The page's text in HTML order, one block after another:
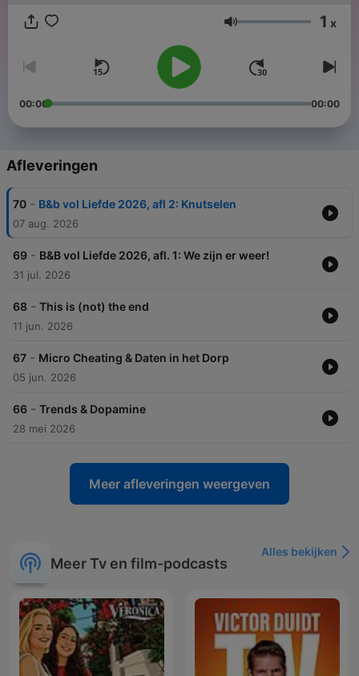
analytisch vermogen, zijn ze mooi in balans en converseren,
Tenminste: als de baby slaapt..
Volume 1 x
00:00 00:00
Afleveringen
70 - B&b vol Liefde 2026, afl 2: Knutselen
07 aug. 2026
69 - B&B vol Liefde 2026, afl. 1: We zijn er weer!
31 jul. 2026
68 - This is (not) the end
11 jun. 2026
67 - Micro Cheating & Daten in het Dorp
05 jun. 2026
66 - Trends & Dopamine
28 mei 2026
Meer afleveringen weergeven
Meer Tv en film-podcasts
Alles bekijken